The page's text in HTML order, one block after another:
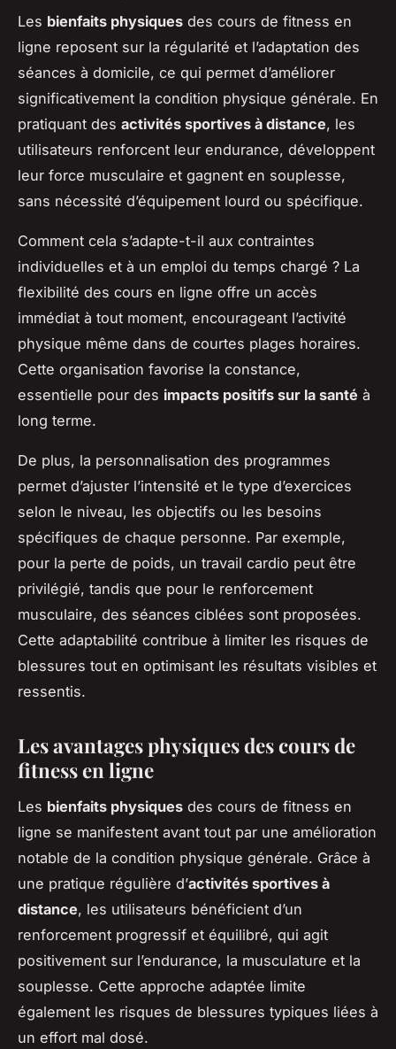
Les bienfaits physiques des cours de fitness en
ligne reposent sur la régularité et l’adaptation des
séances à domicile, ce qui permet d’améliorer
significativement la condition physique générale. En
pratiquant des activités sportives à distance, les
utilisateurs renforcent leur endurance, développent
leur force musculaire et gagnent en souplesse,
sans nécessité d’équipement lourd ou spécifique.
Comment cela s’adapte-t-il aux contraintes
individuelles et à un emploi du temps chargé ? La
flexibilité des cours en ligne offre un accès
immédiat à tout moment, encourageant l’activité
physique même dans de courtes plages horaires.
Cette organisation favorise la constance,
essentielle pour des impacts positifs sur la santé à
long terme.
De plus, la personnalisation des programmes
permet d’ajuster l’intensité et le type d’exercices
selon le niveau, les objectifs ou les besoins
spécifiques de chaque personne. Par exemple,
pour la perte de poids, un travail cardio peut être
privilégié, tandis que pour le renforcement
musculaire, des séances ciblées sont proposées.
Cette adaptabilité contribue à limiter les risques de
blessures tout en optimisant les résultats visibles et
ressentis.
Les avantages physiques des cours de
fitness en ligne
Les bienfaits physiques des cours de fitness en
ligne se manifestent avant tout par une amélioration
notable de la condition physique générale. Grâce à
une pratique régulière d’activités sportives à
distance, les utilisateurs bénéficient d’un
renforcement progressif et équilibré, qui agit
positivement sur l’endurance, la musculature et la
souplesse. Cette approche adaptée limite
également les risques de blessures typiques liées à
un effort mal dosé.